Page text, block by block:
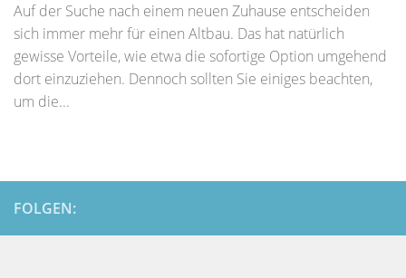
Auf der Suche nach einem neuen Zuhause entscheiden
sich immer mehr für einen Altbau. Das hat natürlich
gewisse Vorteile, wie etwa die sofortige Option umgehend
dort einzuziehen. Dennoch sollten Sie einiges beachten,
um die...
FOLGEN: